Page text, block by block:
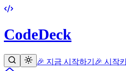
CodeDeck
🎉 지금 시작하기 🎉 시작